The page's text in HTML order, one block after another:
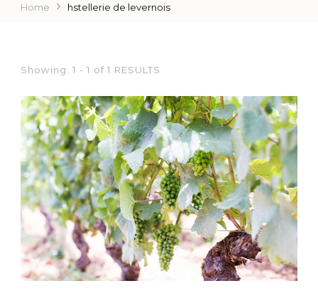
Home hstellerie de levernois
Showing: 1 - 1 of 1 RESULTS